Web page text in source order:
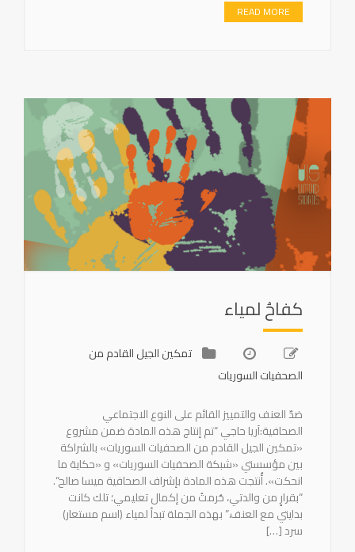
READ MORE
كفاحُ لمياء
تمكين الجيل القادم من
الصحفيات السوريات
ضدّ العنف والتمييز القائم على النوع الاجتماعي
الصحافية:آريا حاجي “تم إنتاج هذه المادة ضمن مشروع
«تمكين الجيل القادم من الصحفيات السوريات» بالشراكة
بين مؤسستي «شبكة الصحفيات السوريات» و «حكاية ما
انحكت». أُنتجت هذه المادة بإشراف الصحافية ميسا صالح“.
“بقرارٍ من والدتي، حُرمتُ من إكمال تعليمي؛ تلك كانت
بدايتي مع العنف.” بهذه الجملة تبدأ لمياء (اسم مستعار)
سرد […]